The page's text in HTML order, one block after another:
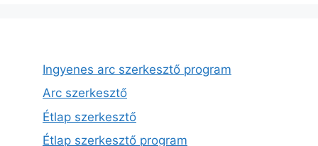
Ingyenes arc szerkesztő program
Arc szerkesztő
Étlap szerkesztő
Étlap szerkesztő program